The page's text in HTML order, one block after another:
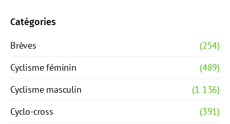
Catégories
Brèves
(254)
Cyclisme féminin
(489)
Cyclisme masculin
(1 136)
Cyclo-cross
(391)